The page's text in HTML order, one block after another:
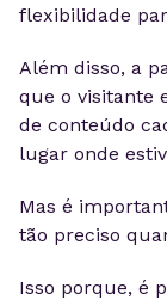
flexibilidade
Além disso, a
que o visitante
de conteúdo
lugar onde
Mas é
tão preciso
Isso porque, é